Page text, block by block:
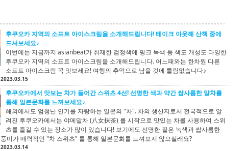
후쿠오카 지역의 소프트 아이스크림을 소개해드립니다! 테이크 아웃해 산책 중에
드셔보세요♪
이번에는 지금까지 asianbeat가 취재한 검정색에 핑크 녹색 등 색도 개성도 다양한
후쿠오카 지역의 소프트 아이스크림을 소개해드립니다. 어느때와는 한차원 다른
소프트 아이스크림 꼭 맛보세요! 여행의 추억으로 남을 것에 틀림없습니다♪
2023.03.15
후쿠오카에서 맛보는 차가 들어간 스위츠 4선! 선명한 색과 약간 쌉사름한 말차를
통해 일본문화를 느껴보세요♪
해외에서도 엄청난 인기를 자랑하는 일본의 "차". 차의 생산지로서 전국적으로 알
려진 후쿠오카에서는 야메말차 (八女抹茶) 를 시작으로 맛있는 차를 사용하여 스위
츠를 즐길 수 있는 장소가 많이 있습니다! 보기에도 선명한 짙은 녹색과 쌉사름한
풍미가 매력적인 "차 스위츠" 를 통해 일본문화를 느껴보지 않으실래요?
2023.03.14